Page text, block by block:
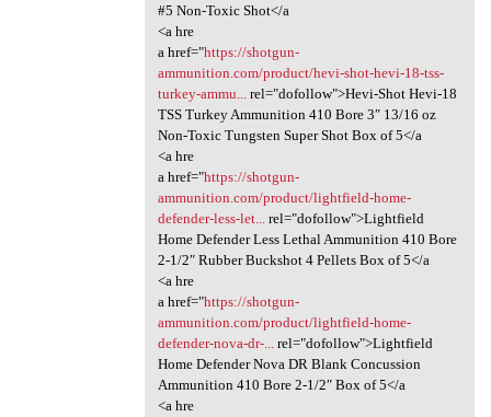
#5 Non-Toxic Shot</a
<a hre
a href="https://shotgun-
ammunition.com/product/hevi-shot-hevi-18-tss-
turkey-ammu...rel="dofollow">Hevi-Shot Hevi-18
TSS Turkey Ammunition 410 Bore 3″ 13/16 oz
Non-Toxic Tungsten Super Shot Box of 5</a
<a hre
a href="https://shotgun-
ammunition.com/product/lightfield-home-
defender-less-let...rel="dofollow">Lightfield
Home Defender Less Lethal Ammunition 410 Bore
2-1/2″ Rubber Buckshot 4 Pellets Box of 5</a
<a hre
a href="https://shotgun-
ammunition.com/product/lightfield-home-
defender-nova-dr-...rel="dofollow">Lightfield
Home Defender Nova DR Blank Concussion
Ammunition 410 Bore 2-1/2″ Box of 5</a
<a hre